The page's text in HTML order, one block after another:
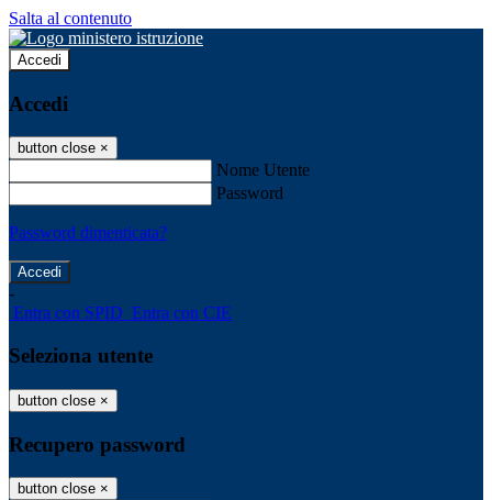
Salta al contenuto
Accedi
Accedi
button close ×
Nome Utente
Password
Password dimenticata?
-
Entra con SPID Entra con CIE
Seleziona utente
button close ×
Recupero password
button close ×